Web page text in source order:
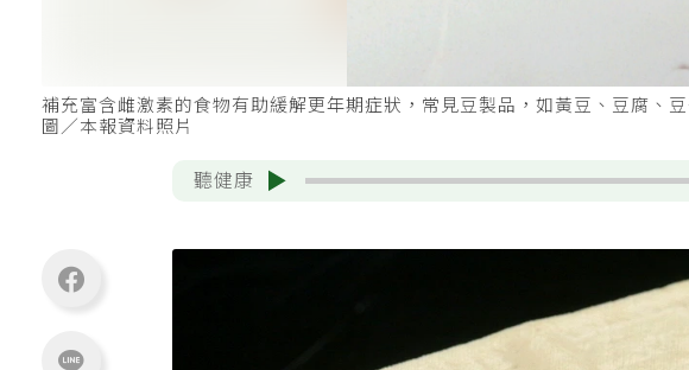
補充富含雌激素的食物有助緩解更年期症狀，常見豆製品，如黃豆、豆腐、豆
圖／本報資料照片
聽健康